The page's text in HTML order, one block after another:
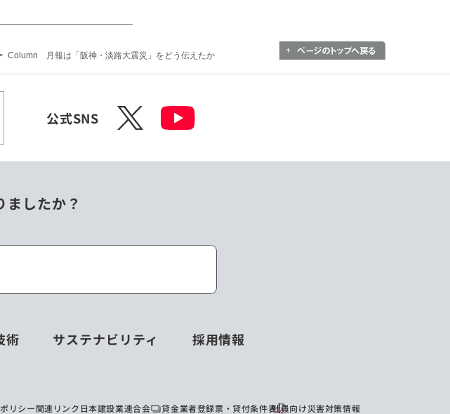
Column 月報は「阪神・淡路大震災」をどう伝えたか
公式SNS X
ましたか？
術 サステナビリティ 採用情報
リシー関連リンク 日本建設業連合会 貸金業者登録票・貸付条件表社員向け災害対策情報